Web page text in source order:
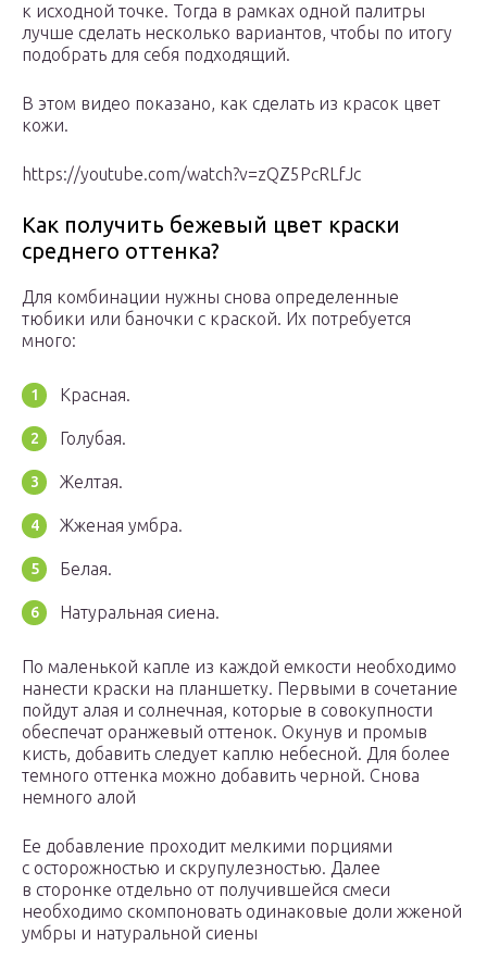
к исходной точке. Тогда в рамках одной палитры
лучше сделать несколько вариантов, чтобы по итогу
подобрать для себя подходящий.
В этом видео показано, как сделать из красок цвет
кожи.
https://youtube.com/watch?v=zQZ5PcRLfJc
Как получить бежевый цвет краски
среднего оттенка?
Для комбинации нужны снова определенные
тюбики или баночки с краской. Их потребуется
много:
Красная.
Голубая.
Желтая.
Жженая умбра.
Белая.
Натуральная сиена.
По маленькой капле из каждой емкости необходимо
нанести краски на планшетку. Первыми в сочетание
пойдут алая и солнечная, которые в совокупности
обеспечат оранжевый оттенок. Окунув и промыв
кисть, добавить следует каплю небесной. Для более
темного оттенка можно добавить черной. Снова
немного алой
Ее добавление проходит мелкими порциями
с осторожностью и скрупулезностью. Далее
в сторонке отдельно от получившейся смеси
необходимо скомпоновать одинаковые доли жженой
умбры и натуральной сиены